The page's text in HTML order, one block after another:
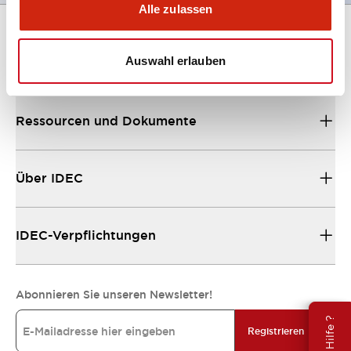
Alle zulassen
Auswahl erlauben
Ressourcen und Dokumente
Über IDEC
IDEC-Verpflichtungen
Abonnieren Sie unseren Newsletter!
Registrieren